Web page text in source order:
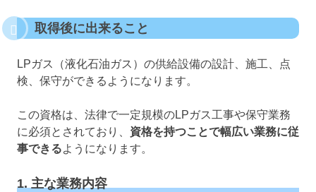
取得後に出来ること
LPガス（液化石油ガス）の供給設備の設計、施工、点
検、保守ができるようになります。
この資格は、法律で一定規模のLPガス工事や保守業務
に必須とされており、 資格を持つことで幅広い業務に従
事できるようになります。
1. 主な業務内容